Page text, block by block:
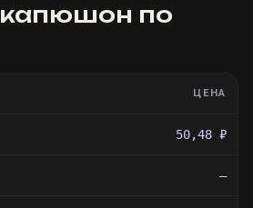
по
ЦЕНА
50,48 ₽
—